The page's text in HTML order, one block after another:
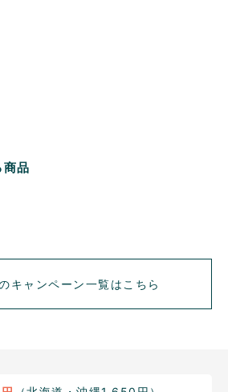
品
キャンペーン一覧はこちら